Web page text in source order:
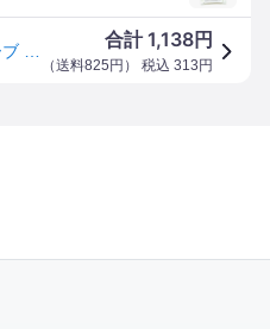
合計1,138円
（送料825円 ） 税込 313 円